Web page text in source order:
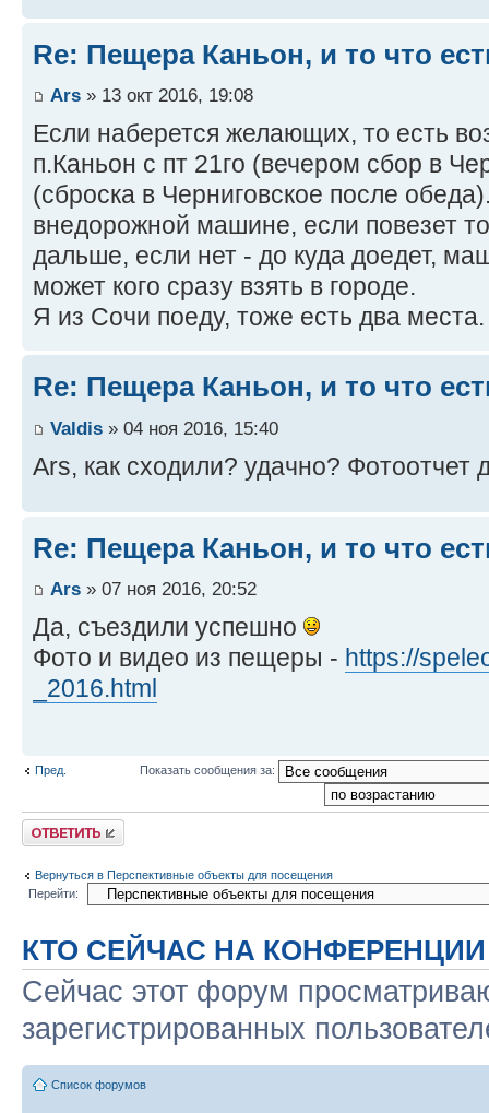
Re: Пещера Каньон, и то что
Ars » 13 окт 2016, 19:08
Если наберется желающих, то есть
п.Каньон с пт 21го (вечером сбор в
(сброска в Черниговское после
внедорожной машине, если повезет
дальше, если нет - до куда доедет,
может кого сразу взять в городе.
Я из Сочи поеду, тоже есть два
Re: Пещера Каньон, и то что
Valdis » 04 ноя 2016, 15:40
Ars, как сходили? удачно? Фотоотчет
Re: Пещера Каньон, и то что
Ars » 07 ноя 2016, 20:52
Да, съездили успешно
Фото и видео из пещеры - https://
_2016.html
Пред. Показать сообщения за:
Ответить
Вернуться в Перспективные объекты для посещения
Перейти:
КТО СЕЙЧАС НА КОНФЕРЕНЦИИ
Сейчас этот форум
зарегистрированных
Список форумов